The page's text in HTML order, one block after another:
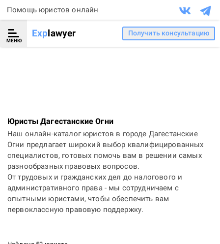
Помощь юристов онлайн
МЕНЮ
Explawyer Получить консультацию
Юристы Дагестанские Огни
Наш онлайн-каталог юристов в городе Дагестанские
Огни предлагает широкий выбор квалифицированных
специалистов, готовых помочь вам в решении самых
разнообразных правовых вопросов.
От трудовых и гражданских дел до налогового и
административного права - мы сотрудничаем с
опытными юристами, чтобы обеспечить вам
первоклассную правовую поддержку.